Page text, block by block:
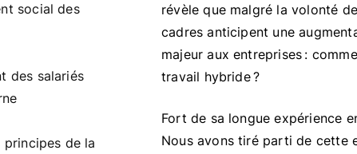
social des
des salariés
principes de la
révèle que malgré la volonté
cadres anticipent une
majeur aux entreprises :
travail hybride ?
Fort de sa longue expérience
Nous avons tiré parti de cette